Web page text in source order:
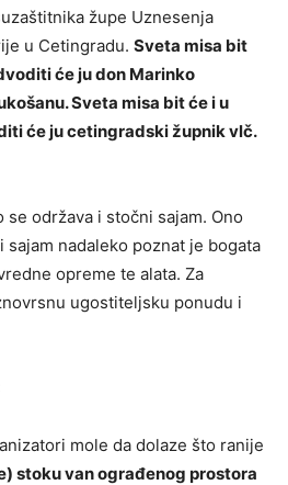
župe Uznesenja
u Cetingradu. Sveta misa bit
će ju don Marinko
Sveta misa bit će i u
će ju cetingradski župnik vlč.
se održava i stočni sajam. Ono
nadaleko poznat je bogata
opreme te alata. Za
ugostiteljsku ponudu i
mole da dolaze što ranije
stoku van ograđenog prostora